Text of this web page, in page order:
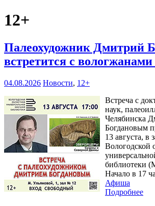
12+
Палеохудожник Дмитрий
встретится с вологжанами
04.08.2026 Новости, 12+
Встреча с
наук,
Челябинска
Богдановым
13 августа, в
Вологодской
библиотеки
Начало в 17
Афиша
Подробнее